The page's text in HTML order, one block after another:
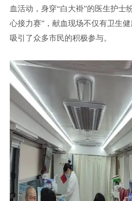
血活动，身穿“白大褂”的医生护士
心接力赛”，献血现场不仅有卫生
吸引了众多市民的积极参与。